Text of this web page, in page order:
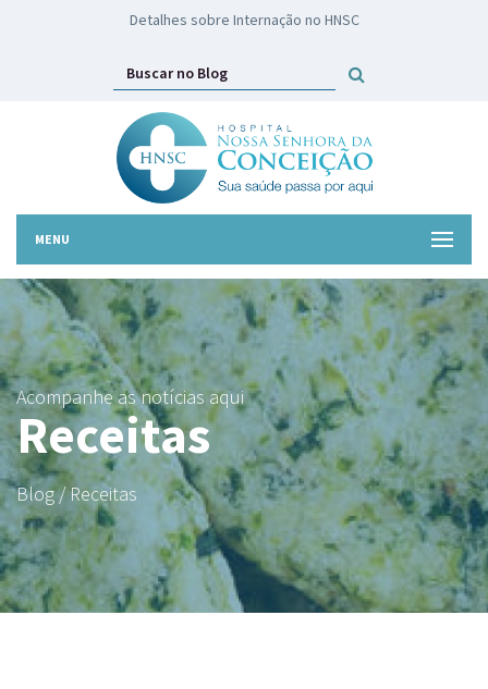
HNSC lança campanha Troco Solidário
MENU
Acompanhe as notícias aqui
Receitas
Blog / Receitas